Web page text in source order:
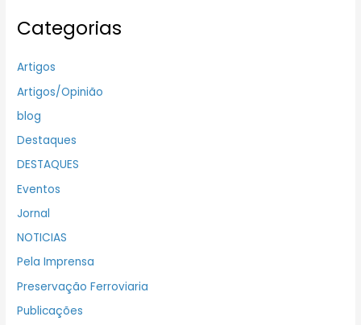
Categorias
Artigos
Artigos/Opinião
blog
Destaques
DESTAQUES
Eventos
Jornal
NOTICIAS
Pela Imprensa
Preservação Ferroviaria
Publicações